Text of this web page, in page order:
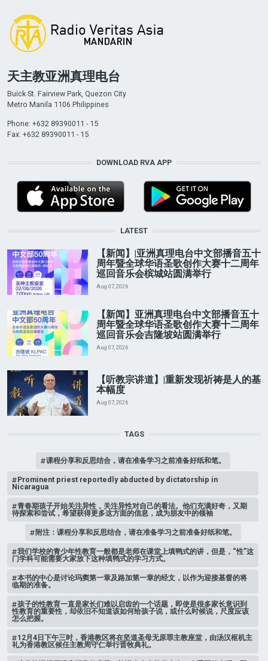
天主教亚洲真理电台
Buick St. Fairview Park, Quezon City
Metro Manila 1106 Philippines
Phone: +632 89390011 - 15
Fax: +632 89390011 - 15
DOWNLOAD RVA APP
LATEST
【新闻】|亚洲真理电台中文部播音五十
周年暨全球华语圣歌创作大赛十二周年
巡回音乐会槟城站圆满举行
Aug 07, 2026
【新闻】亚洲真理电台中文部播音五十
周年暨全球华语圣歌创作大赛十二周年
巡回音乐会吉隆坡站圆满举行
Aug 07, 2026
【听教宗讲道】|重新发现祈祷是人的基
本幅度
Aug 07, 2026
TAGS
课程分享和反思结合，请在准备学习之前准备好纸和笔。
Prominent priest reportedly abducted by dictatorship in
Nicaragua
青春期孩子开始关注异性，关注异性对自己的看法。他们充满好奇，又期
待探索和尝试，希望获得更多这方面的信息，成为朋友中的领袖
附注：课程分享和反思结合，请在准备学习之前准备好纸和笔。
我们学校的青少年性教育一般都是老师在课堂上填鸭式的讲，但是，“性”这
门学科可能需要大家放下这种填鸭式的学习方式。
​本书的中心是讨论玛窦第一章及路加第一章的经文，以作为迎接基督的将
临期的准备。
孩子的性教育一直是家长们难以启齿的一个话题，即使是很多家长意识到
性教育的重要性，却依旧不知道该如何给孩子说，或什么时候说，尺度应该
怎么把握。
12月4日下午三时，香港教区将在坚道圣母无原罪主教座堂，由汤汉枢机主
礼为香港教区候任主教周守仁举行晋牧典礼。